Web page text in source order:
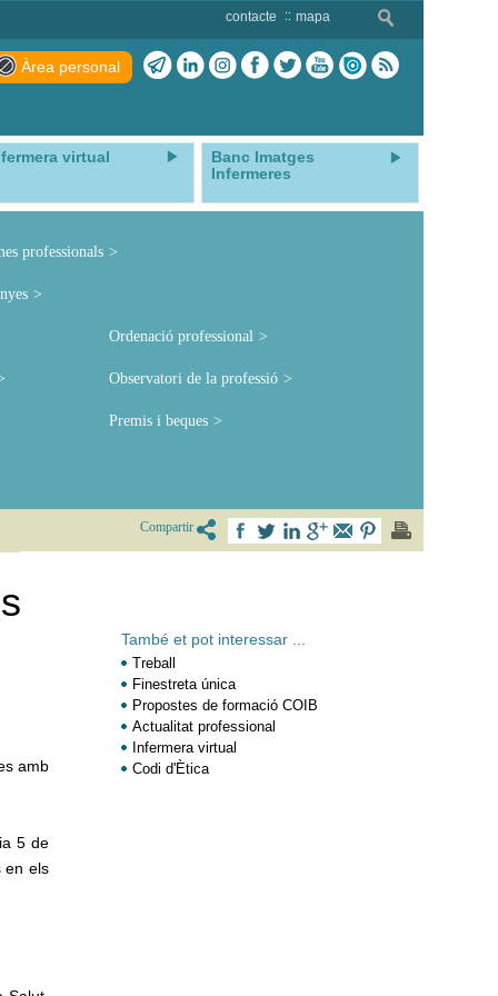
contacte mapa
Àrea personal
virtual
Banc Imatges
Infermeres
professionals
Ordenació professional
Observatori de la professió
Premis i beques
Compartir
amb
5 de
en els
També et pot interessar ...
Treball
Finestreta única
Propostes de formació COIB
Actualitat professional
Infermera virtual
Codi d'Ètica